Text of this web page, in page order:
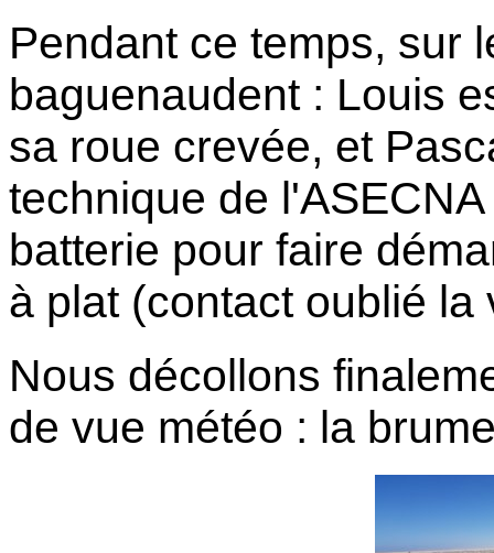
Pendant ce temps, sur
baguenaudent : Louis
sa roue crevée, et
technique de
batterie pour faire
à plat (contact oublié
Nous décollons
de vue météo : la